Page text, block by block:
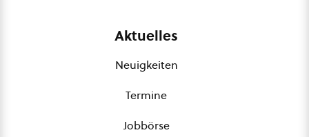
Aktuelles
Neuigkeiten
Termine
Jobbörse